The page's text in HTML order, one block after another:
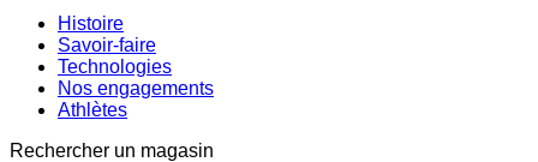
Histoire
Savoir-faire
Technologies
Nos engagements
Athlètes
Rechercher un magasin